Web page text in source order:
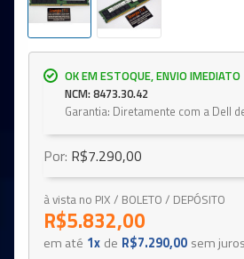
OK EM ESTOQUE, ENVIO IMEDIATO
NCM: 8473.30.42
Garantia: Diretamente com a Dell
Por: R$7.290,00
à vista no PIX / BOLETO / DEPÓSITO
R$5.832,00
em até 1x de R$7.290,00 sem juros